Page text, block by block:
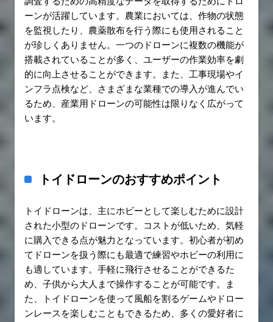
ーンが活躍しています。農業においては、作物の状態
を監視したり、農薬散布を行う際にも使用されること
が珍しくありません。一つのドローンに複数の機能が
搭載されていることが多く、ユーザーの作業効率を劇
的に向上させることができます。また、工事現場やイ
ンフラ点検など、さまざまな業種での導入が進んでい
るため、産業用ドローンの可能性は限りなく広がって
います。
トイドローンのおすすめポイント
トイドローンは、主にホビーとして楽しむために設計
された小型のドローンです。コストが低いため、気軽
に購入できる点が魅力となっています。初心者が初め
てドローンを扱う際にも最適で練習やホビーの利用に
も適しています。手軽に飛行させることができるた
め、子供から大人まで操作することが可能です。ま
た、トイドローンを使って風船を割るゲームやドロー
ンレースを楽しむこともできるため、多くの愛好者に